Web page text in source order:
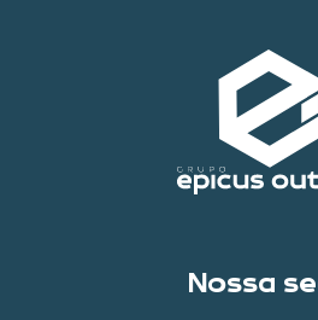
Nossa